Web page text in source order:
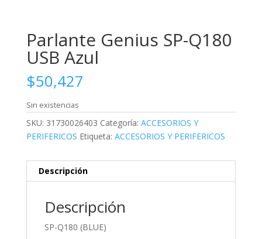
Parlante Genius SP-Q180
USB Azul
$50,427
Sin existencias
SKU: 31730026403 Categoría: ACCESORIOS Y
PERIFERICOS Etiqueta: ACCESORIOS Y PERIFERICOS
Descripción
Descripción
SP-Q180 (BLUE)